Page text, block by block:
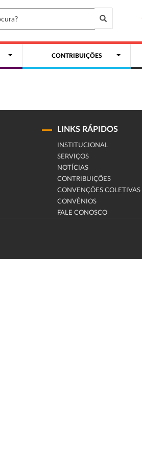
CONTRIBUIÇÕES
LINKS RÁPIDOS
INSTITUCIONAL
SERVIÇOS
NOTÍCIAS
CONTRIBUIÇÕES
CONVENÇÕES COLETIVAS
CONVÊNIOS
FALE CONOSCO